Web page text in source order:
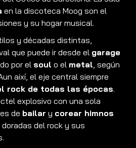
en la discoteca Moog son el
y su hogar musical.
y décadas distintas,
que puede ir desde el garage
por el soul o el metal, según
així, el eje central siempre
rock de todas las épocas.
explosivo con una sola
de bailar y corear himnos
del rock y sus